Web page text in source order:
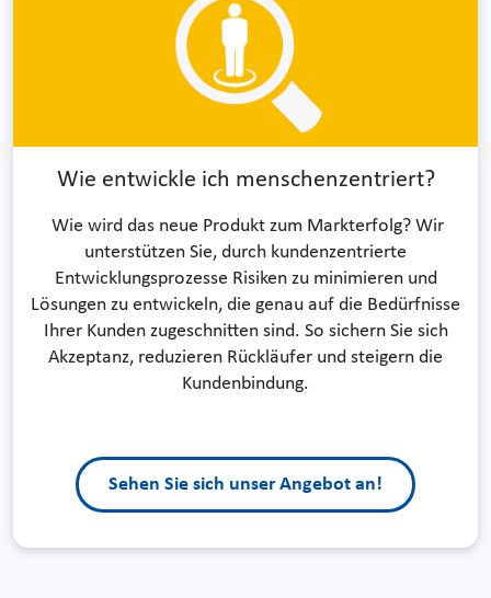
Wie entwickle ich menschenzentriert?
Wie wird das neue Produkt zum Markterfolg? Wir
unterstützen Sie, durch kundenzentrierte
Entwicklungsprozesse Risiken zu minimieren und
Lösungen zu entwickeln, die genau auf die Bedürfnisse
Ihrer Kunden zugeschnitten sind. So sichern Sie sich
Akzeptanz, reduzieren Rückläufer und steigern die
Kundenbindung.
Sehen Sie sich unser Angebot an!